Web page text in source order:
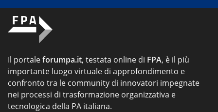
Il portaleforumpa.it, testata online di FPA, è il più
importante luogo virtuale di approfondimento e
confronto tra le community di innovatori impegnate
nei processi di trasformazione organizzativa e
tecnologica della PA italiana.